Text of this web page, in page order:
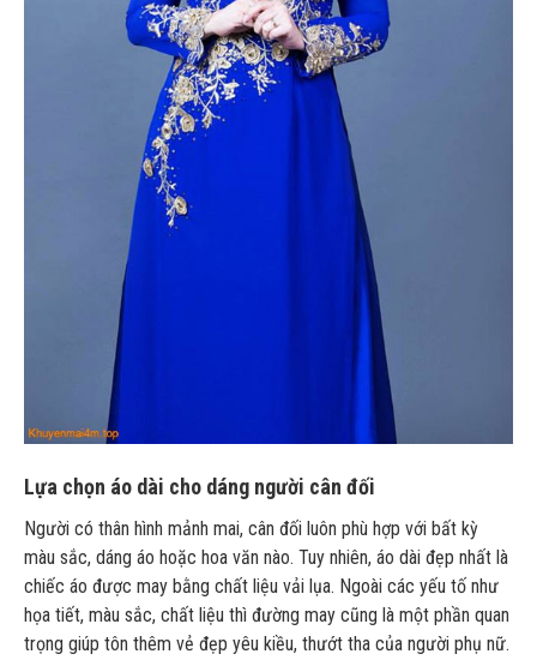
Lựa chọn áo dài cho dáng người cân đối
Người có thân hình mảnh mai, cân đối luôn phù hợp với bất kỳ
màu sắc, dáng áo hoặc hoa văn nào. Tuy nhiên, áo dài đẹp nhất là
chiếc áo được may bằng chất liệu vải lụa. Ngoài các yếu tố như
họa tiết, màu sắc, chất liệu thì đường may cũng là một phần quan
trọng giúp tôn thêm vẻ đẹp yêu kiều, thướt tha của người phụ nữ.